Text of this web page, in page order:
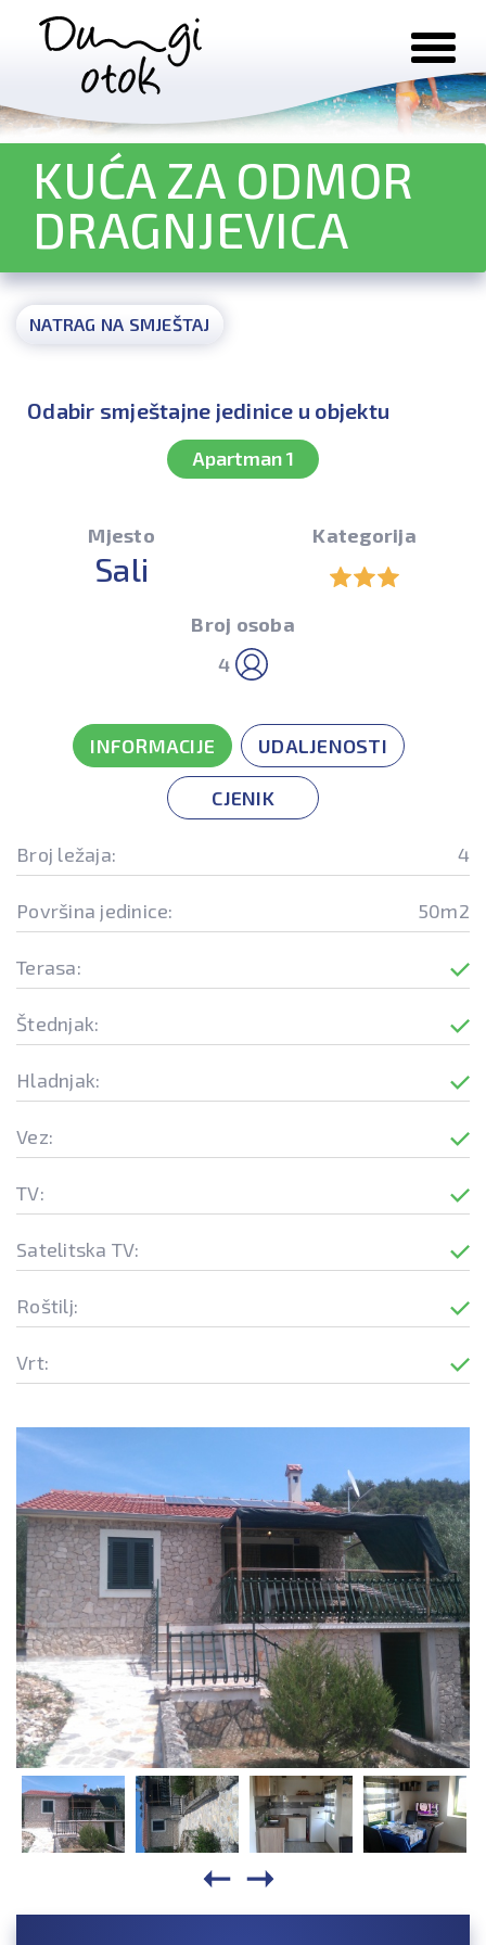
Preskoči na sadržaj
KUĆA ZA ODMOR
DRAGNJEVICA
NATRAG NA SMJEŠTAJ
Odabir smještajne jedinice u objektu
Apartman 1
Mjesto
Sali
Kategorija
Broj osoba
4
INFORMACIJE UDALJENOSTI
CJENIK
Broj ležaja: 4
Površina jedinice: 50m2
Terasa:
Štednjak:
Hladnjak:
Vez:
TV:
Satelitska TV:
Roštilj:
Vrt: